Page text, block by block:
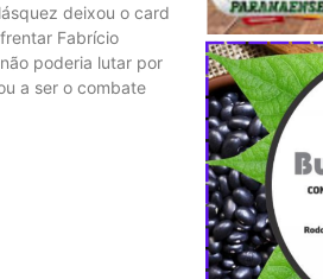
deixou o card
Fabrício
poderia lutar por
a ser o combate